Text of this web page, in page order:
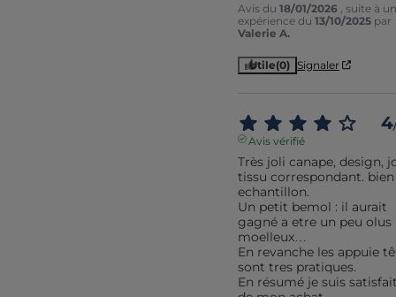
Avis du 18/01/2026
, suite à
expérience du 13/10/2025 par
Valerie A.
Utile(0) Signaler
4
Avis vérifié
Très joli canape, design,
tissu correspondant. bien
echantillon.
Un petit bemol : il aurait
gagné a etre un peu olus
moelleux…
En revanche les appuie
sont tres pratiques.
En résumé je suis